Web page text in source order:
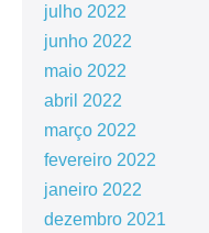
julho 2022
junho 2022
maio 2022
abril 2022
março 2022
fevereiro 2022
janeiro 2022
dezembro 2021